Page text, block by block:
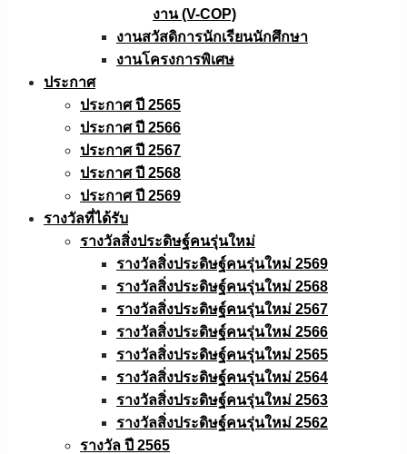
งาน (V-COP)
งานสวัสดิการนักเรียนนักศึกษา
งานโครงการพิเศษ
ประกาศ
ประกาศ ปี 2565
ประกาศ ปี 2566
ประกาศ ปี 2567
ประกาศ ปี 2568
ประกาศ ปี 2569
รางวัลที่ได้รับ
รางวัลสิ่งประดิษฐ์คนรุ่นใหม่
รางวัลสิ่งประดิษฐ์คนรุ่นใหม่ 2569
รางวัลสิ่งประดิษฐ์คนรุ่นใหม่ 2568
รางวัลสิ่งประดิษฐ์คนรุ่นใหม่ 2567
รางวัลสิ่งประดิษฐ์คนรุ่นใหม่ 2566
รางวัลสิ่งประดิษฐ์คนรุ่นใหม่ 2565
รางวัลสิ่งประดิษฐ์คนรุ่นใหม่ 2564
รางวัลสิ่งประดิษฐ์คนรุ่นใหม่ 2563
รางวัลสิ่งประดิษฐ์คนรุ่นใหม่ 2562
รางวัล ปี 2565